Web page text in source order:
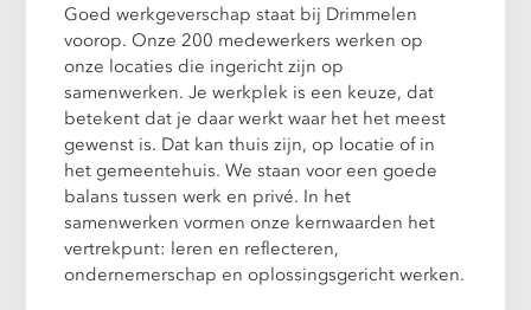
Goed werkgeverschap staat bij Drimmelen
voorop. Onze 200 medewerkers werken op
onze locaties die ingericht zijn op
samenwerken. Je werkplek is een keuze, dat
betekent dat je daar werkt waar het het meest
gewenst is. Dat kan thuis zijn, op locatie of in
het gemeentehuis. We staan voor een goede
balans tussen werk en privé. In het
samenwerken vormen onze kernwaarden het
vertrekpunt: leren en reflecteren,
ondernemerschap en oplossingsgericht werken.